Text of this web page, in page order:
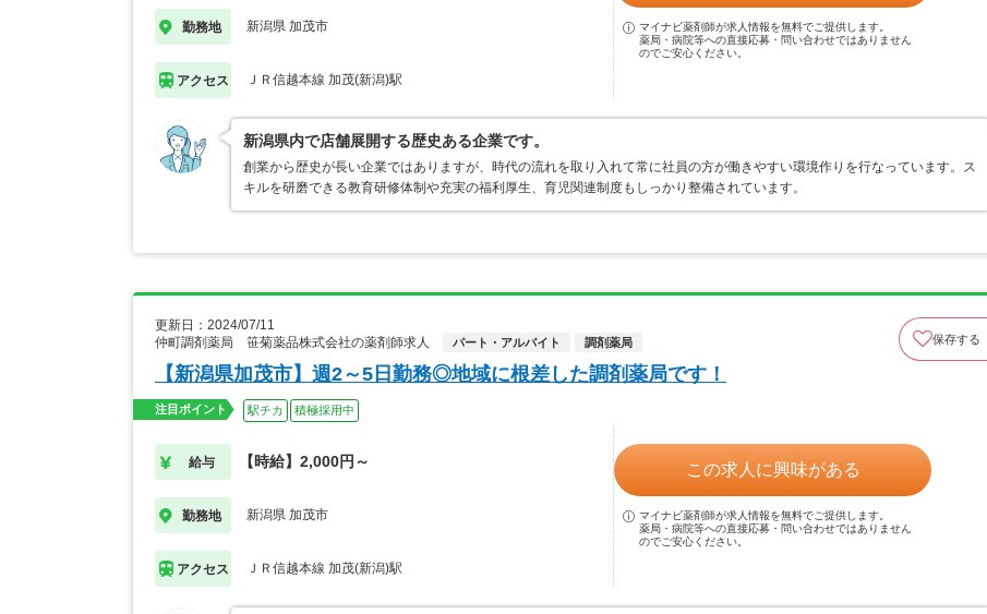
勤務地 新潟県 加茂市
アクセス ＪＲ信越本線 加茂(新潟)駅
マイナビ薬剤師が求人情報を無料でご提供します。
薬局・病院等への直接応募・問い合わせではありません
のでご安心ください。
新潟県内で店舗展開する歴史ある企業です。
創業から歴史が長い企業ではありますが、時代の流れを取り入れて常に社員の方が働きやすい環境作りを行なっています。ス
キルを研磨できる教育研修体制や充実の福利厚生、育児関連制度もしっかり整備されています。
更新日：2024/07/11
仲町調剤薬局 笹菊薬品株式会社の薬剤師求人
パート・アルバイト 調剤薬局 保存する
【新潟県加茂市】週2～5日勤務◎地域に根差した調剤薬局です！
注目ポイント 駅チカ 積極採用中
給与 【時給】2,000円～
勤務地 新潟県 加茂市
アクセス ＪＲ信越本線 加茂(新潟)駅
この求人に興味がある
マイナビ薬剤師が求人情報を無料でご提供します。
薬局・病院等への直接応募・問い合わせではありません
のでご安心ください。